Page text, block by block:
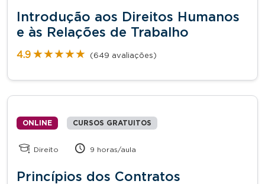
Introdução aos Direitos Humanos
e às Relações de Trabalho
4.9 ★★★★★
★★★★★ (649 avaliações)
ONLINE CURSOS GRATUITOS
Direito 9 horas/aula
Princípios dos Contratos